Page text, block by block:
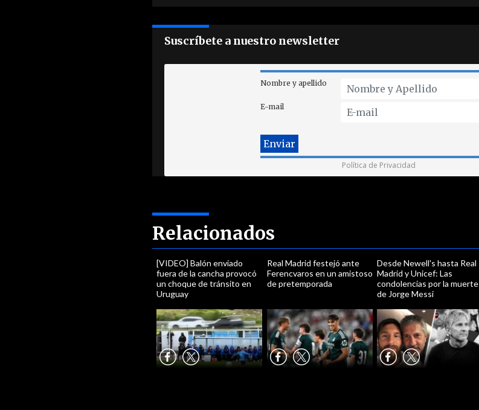
Suscríbete a nuestro newsletter
Nombre y apellido
E-mail
Política de Privacidad
Relacionados
[VIDEO] Balón enviado
fuera de la cancha provocó
un choque de tránsito en
Uruguay
Real Madrid festejó ante
Ferencvaros en un amistoso
de pretemporada
Desde Newell's hasta Real
Madrid y Unicef: Las
condolencias por la muerte
de Jorge Messi